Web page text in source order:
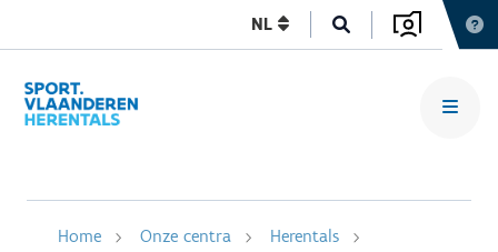
NL
Home Onze centra
Herentals